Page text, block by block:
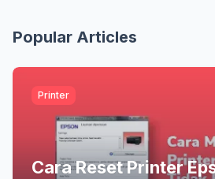
Popular Articles
Printer
Cara Reset Printer